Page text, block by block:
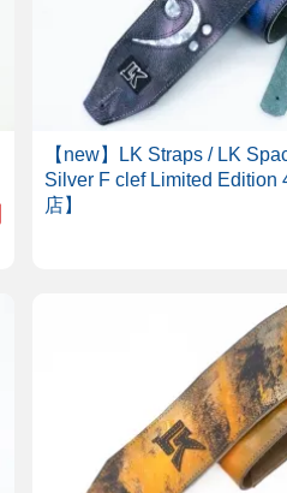
【new】LK Straps / LK
Silver F clef Limited Edition
店】